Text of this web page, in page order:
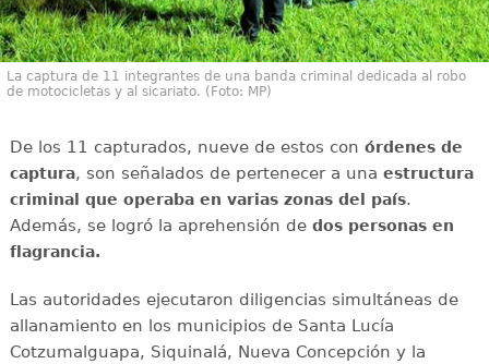
La captura de 11 integrantes de una banda criminal dedicada al robo
de motocicletas y al sicariato. (Foto: MP)
De los 11 capturados, nueve de estos con órdenes de
captura, son señalados de pertenecer a una estructura
criminal que operaba en varias zonas del país.
Además, se logró la aprehensión de dos personas en
flagrancia.
Las autoridades ejecutaron diligencias simultáneas de
allanamiento en los municipios de Santa Lucía
Cotzumalguapa, Siquinalá, Nueva Concepción y la